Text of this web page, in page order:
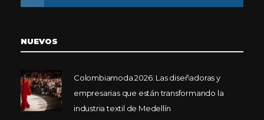
NUEVOS
Colombiamoda 2026: Las diseñadoras y
empresarias que están transformando la
industria textil de Medellín